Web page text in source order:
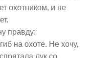
охотником, и не
правду:
на охоте. Не хочу,
лук со